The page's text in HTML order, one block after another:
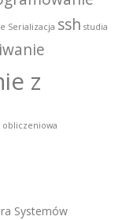
Serializacja ssh studia
z
obliczeniowa
Systemów